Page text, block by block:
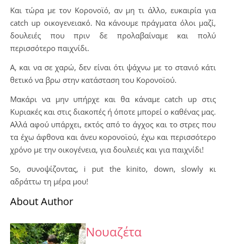
Και τώρα με τον Κορονοϊό, αν μη τι άλλο, ευκαιρία για
catch up οικογενειακό. Να κάνουμε πράγματα όλοι μαζί,
δουλειές που πριν δε προλαβαίναμε και πολύ
περισσότερο παιχνίδι.
Α, και να σε χαρώ, δεν είναι ότι ψάχνω με το στανιό κάτι
θετικό να βρω στην κατάσταση του Κορονοϊού.
Μακάρι να μην υπήρχε και θα κάναμε catch up στις
Κυριακές και στις διακοπές ή όποτε μπορεί ο καθένας μας.
Αλλά αφού υπάρχει, εκτός από το άγχος και το στρες που
τα έχω άφθονα και άνευ κορονοϊού, έχω και περισσότερο
χρόνο με την οικογένεια, για δουλειές και για παιχνίδι!
So, συνοψίζοντας, i put the kinito, down, slowly κι
αδράττω τη μέρα μου!
About Author
Νουαζέτα